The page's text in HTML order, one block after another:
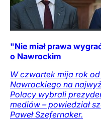
"Nie miał prawa
o Nawrockim
W czwartek mija rok
Nawrockiego na
Polacy wybrali
mediów – powiedział
Paweł Szefernaker.